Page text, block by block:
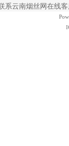
云南烟丝网在线